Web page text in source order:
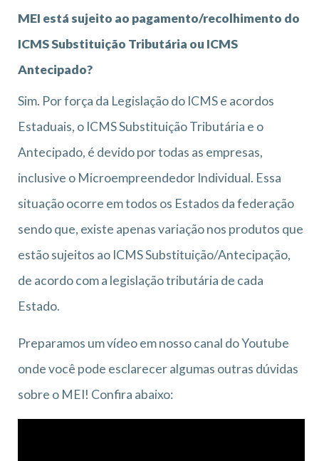
MEI está sujeito ao pagamento/recolhimento do
ICMS Substituição Tributária ou ICMS
Antecipado?
Sim. Por força da Legislação do ICMS e acordos
Estaduais, o ICMS Substituição Tributária e o
Antecipado, é devido por todas as empresas,
inclusive o Microempreendedor Individual. Essa
situação ocorre em todos os Estados da federação
sendo que, existe apenas variação nos produtos que
estão sujeitos ao ICMS Substituição/Antecipação,
de acordo com a legislação tributária de cada
Estado.
Preparamos um vídeo em nosso canal do Youtube
onde você pode esclarecer algumas outras dúvidas
sobre o MEI! Confira abaixo: